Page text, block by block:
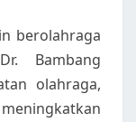
berolahraga
Bambang
olahraga,